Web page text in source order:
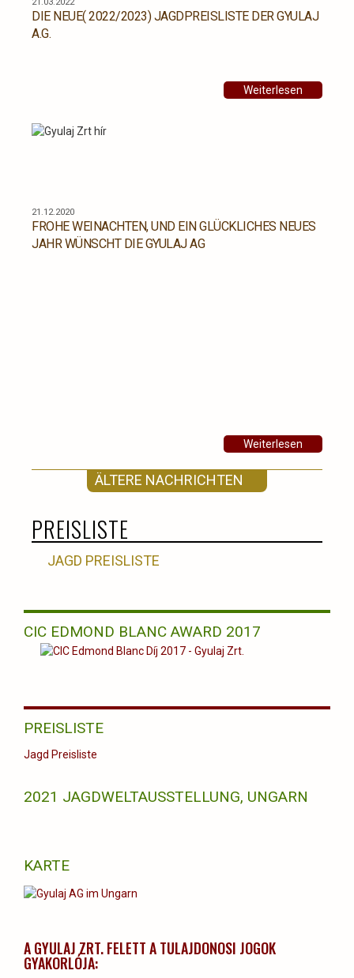
DIE NEUE( 2022/2023) JAGDPREISLISTE DER GYULAJ
A.G.
Weiterlesen
21.12.2020
FROHE WEINACHTEN, UND EIN GLÜCKLICHES NEUES
JAHR WÜNSCHT DIE GYULAJ AG
Weiterlesen
ÄLTERE NACHRICHTEN
PREISLISTE
JAGD PREISLISTE
CIC EDMOND BLANC AWARD 2017
PREISLISTE
Jagd Preisliste
2021 JAGDWELTAUSSTELLUNG, UNGARN
KARTE
A GYULAJ ZRT. FELETT A TULAJDONOSI JOGOK
GYAKORLÓJA: